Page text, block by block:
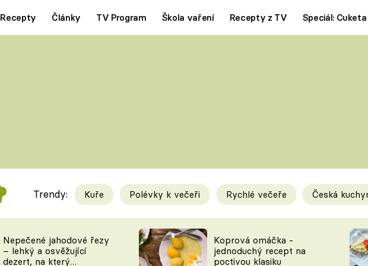
Recepty Články TV Program Škola vaření Recepty z TV Speciál: Cuketa
Videorecepty
TEĎ VAŘÍ ŠÉF!
Tipy a triky
KAM ZA JÍDLEM
Trendy: Kuře Polévky k večeři Rychlé večeře Česká
Nepečené jahodové řezy
– lehký a osvěžující
dezert, na který
Koprová omáčka -
jednoduchý recept na
poctivou klasiku